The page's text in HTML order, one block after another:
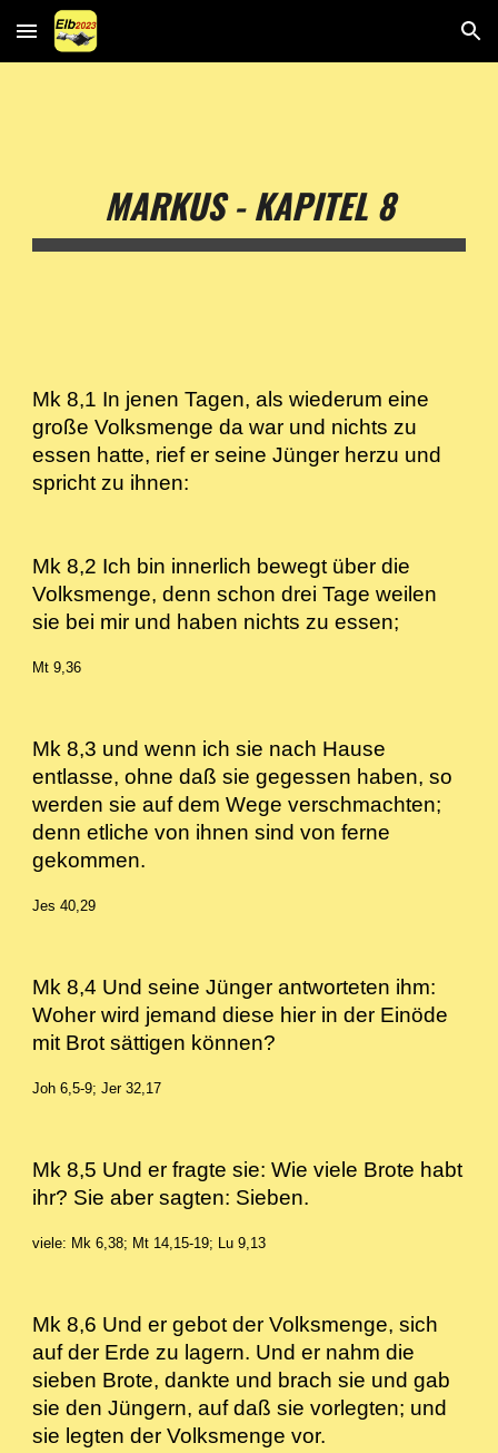
Skip to main content Skip to navigation
MARKUS - KAPITEL 8
Mk 8,1 In jenen Tagen, als wiederum eine
große Volksmenge da war und nichts zu
essen hatte, rief er seine Jünger herzu und
spricht zu ihnen:
Mk 8,2 Ich bin innerlich bewegt über die
Volksmenge, denn schon drei Tage weilen
sie bei mir und haben nichts zu essen;
Mt 9,36
Mk 8,3 und wenn ich sie nach Hause
entlasse, ohne daß sie gegessen haben, so
werden sie auf dem Wege verschmachten;
denn etliche von ihnen sind von ferne
gekommen.
Jes 40,29
Mk 8,4 Und seine Jünger antworteten ihm:
Woher wird jemand diese hier in der Einöde
mit Brot sättigen können?
Joh 6,5-9; Jer 32,17
Mk 8,5 Und er fragte sie: Wie viele Brote habt
ihr? Sie aber sagten: Sieben.
viele: Mk 6,38; Mt 14,15-19; Lu 9,13
Mk 8,6 Und er gebot der Volksmenge, sich
auf der Erde zu lagern. Und er nahm die
sieben Brote, dankte und brach sie und gab
sie den Jüngern, auf daß sie vorlegten; und
sie legten der Volksmenge vor.